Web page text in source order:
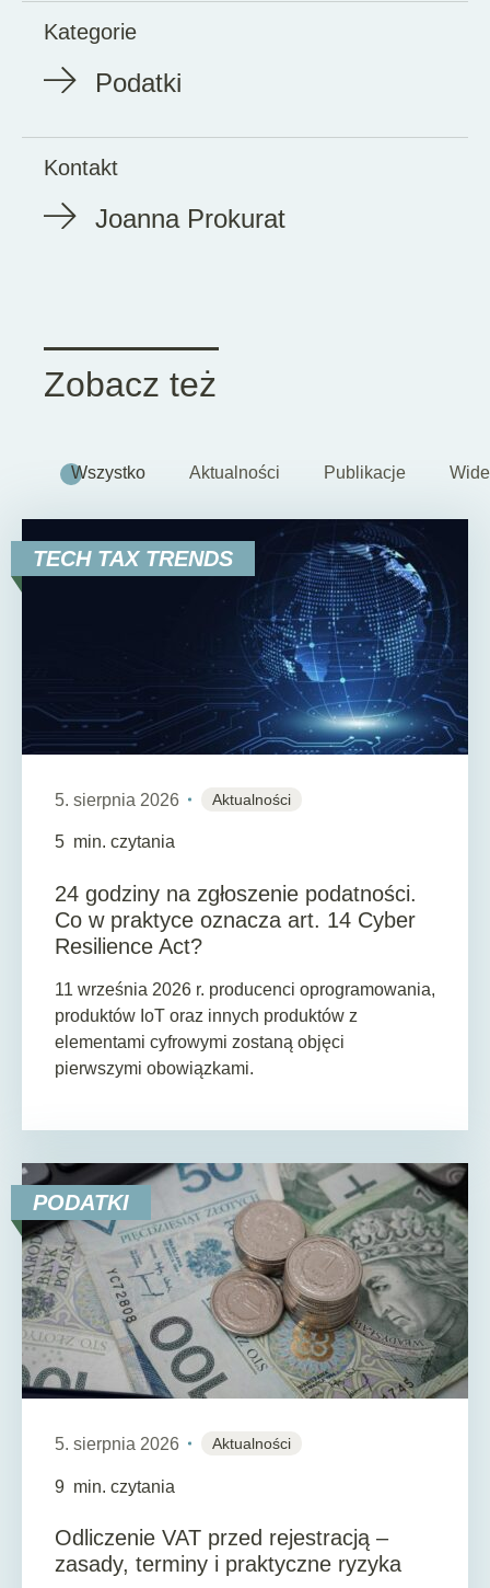
Kategorie
Podatki
Kontakt
Joanna Prokurat
Zobacz też
Wszystko Aktualności Publikacje
TECH TAX TRENDS
5. sierpnia 2026 Aktualności
5 min. czytania
24 godziny na zgłoszenie podatności.
Co w praktyce oznacza art. 14 Cyber
Resilience Act?
11 września 2026 r. producenci oprogramowania,
produktów IoT oraz innych produktów z
elementami cyfrowymi zostaną objęci
pierwszymi obowiązkami.
PODATKI
5. sierpnia 2026 Aktualności
9 min. czytania
Odliczenie VAT przed rejestracją –
zasady, terminy i praktyczne ryzyka